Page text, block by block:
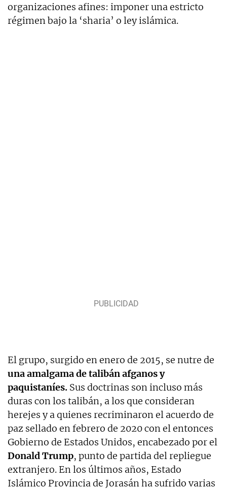
organizaciones afines: imponer una estricto
régimen bajo la ‘sharia’ o ley islámica.
El grupo, surgido en enero de 2015, se nutre de
una amalgama de talibán afganos y
paquistaníes. Sus doctrinas son incluso más
duras con los talibán, a los que consideran
herejes y a quienes recriminaron el acuerdo de
paz sellado en febrero de 2020 con el entonces
Gobierno de Estados Unidos, encabezado por el
Donald Trump, punto de partida del repliegue
extranjero. En los últimos años, Estado
Islámico Provincia de Jorasán ha sufrido varias